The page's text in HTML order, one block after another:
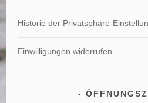
Historie der Privatsphäre-
Einwilligungen widerrufen